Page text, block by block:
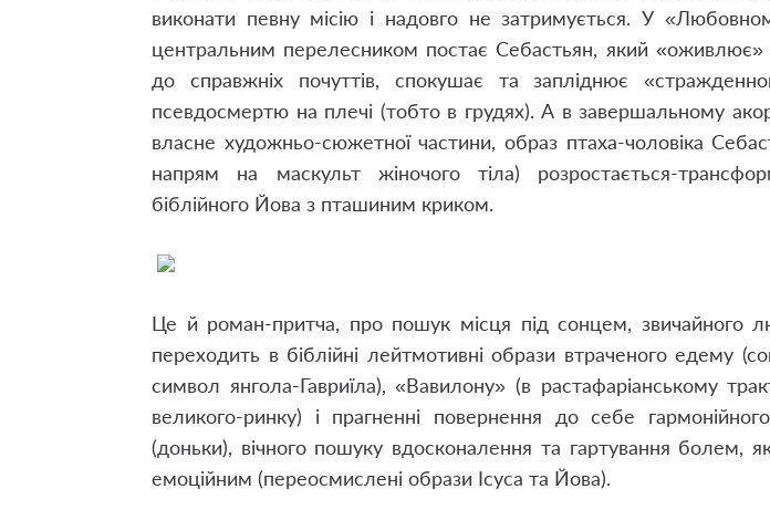
виконати певну місію і надовго не затримується. У
центральним перелесником постає Себастьян, який «оживлює»
до справжніх почуттів, спокушає та запліднює
псевдосмертю на плечі (тобто в грудях). А в завершальному
власне художньо-сюжетної частини, образ птаха-чоловіка
напрям на маскульт жіночого тіла) розростається-
біблійного Йова з пташиним криком.
Це й роман-притча, про пошук місця під сонцем, звичайного
переходить в біблійні лейтмотивні образи втраченого едему
символ янгола-Гавриїла), «Вавилону» (в растафаріанському
великого-ринку) і прагненні повернення до себе
(доньки), вічного пошуку вдосконалення та гартування болем,
емоційним (переосмислені образи Ісуса та Йова).